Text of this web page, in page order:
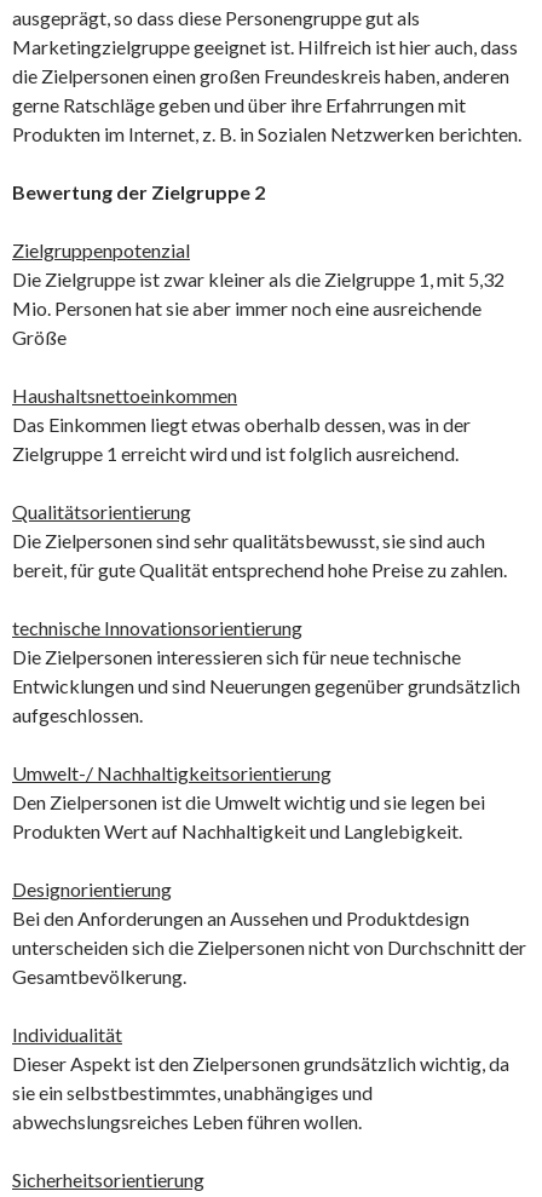
ausgeprägt, so dass diese Personengruppe gut als
Marketingzielgruppe geeignet ist. Hilfreich ist hier auch, dass
die Zielpersonen einen großen Freundeskreis haben, anderen
gerne Ratschläge geben und über ihre Erfahrrungen mit
Produkten im Internet, z. B. in Sozialen Netzwerken berichten.
Bewertung der Zielgruppe 2
Zielgruppenpotenzial
Die Zielgruppe ist zwar kleiner als die Zielgruppe 1, mit 5,32
Mio. Personen hat sie aber immer noch eine ausreichende
Größe
Haushaltsnettoeinkommen
Das Einkommen liegt etwas oberhalb dessen, was in der
Zielgruppe 1 erreicht wird und ist folglich ausreichend.
Qualitätsorientierung
Die Zielpersonen sind sehr qualitätsbewusst, sie sind auch
bereit, für gute Qualität entsprechend hohe Preise zu zahlen.
technische Innovationsorientierung
Die Zielpersonen interessieren sich für neue technische
Entwicklungen und sind Neuerungen gegenüber grundsätzlich
aufgeschlossen.
Umwelt-/ Nachhaltigkeitsorientierung
Den Zielpersonen ist die Umwelt wichtig und sie legen bei
Produkten Wert auf Nachhaltigkeit und Langlebigkeit.
Designorientierung
Bei den Anforderungen an Aussehen und Produktdesign
unterscheiden sich die Zielpersonen nicht von Durchschnitt der
Gesamtbevölkerung.
Individualität
Dieser Aspekt ist den Zielpersonen grundsätzlich wichtig, da
sie ein selbstbestimmtes, unabhängiges und
abwechslungsreiches Leben führen wollen.
Sicherheitsorientierung